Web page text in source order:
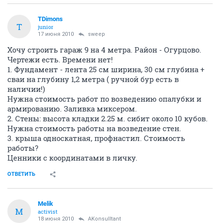
T
TDimons
junior
17 июня 2010 sweep
Хочу строить гараж 9 на 4 метра. Район - Огурцово.
Чертежи есть. Времени нет!
1. Фундамент - лента 25 см ширина, 30 см глубина +
сваи на глубину 1,2 метра ( ручной бур есть в
наличии!)
Нужна стоимость работ по возведению опалубки и
армированию. Заливка миксером.
2. Стены: высота кладки 2.25 м. сибит около 10 кубов.
Нужна стоимость работы на возведение стен.
3. крыша односкатная, профнастил. Стоимость
работы?
Ценники с координатами в личку.
ОТВЕТИТЬ
M
Melik
activist
18 июня 2010 AKonsulltant